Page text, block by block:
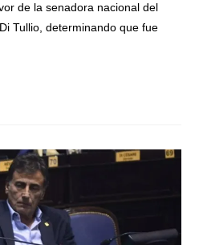
de la senadora nacional del
Tullio, determinando que fue